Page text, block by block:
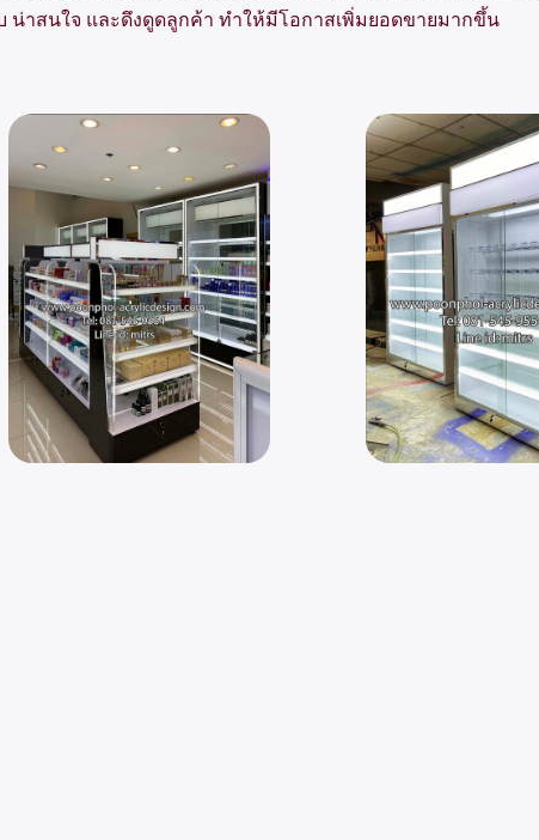
น่าสนใจ และดึงดูดลูกค้า ทำให้มีโอกาสเพิ่มยอดขายมากขึ้น